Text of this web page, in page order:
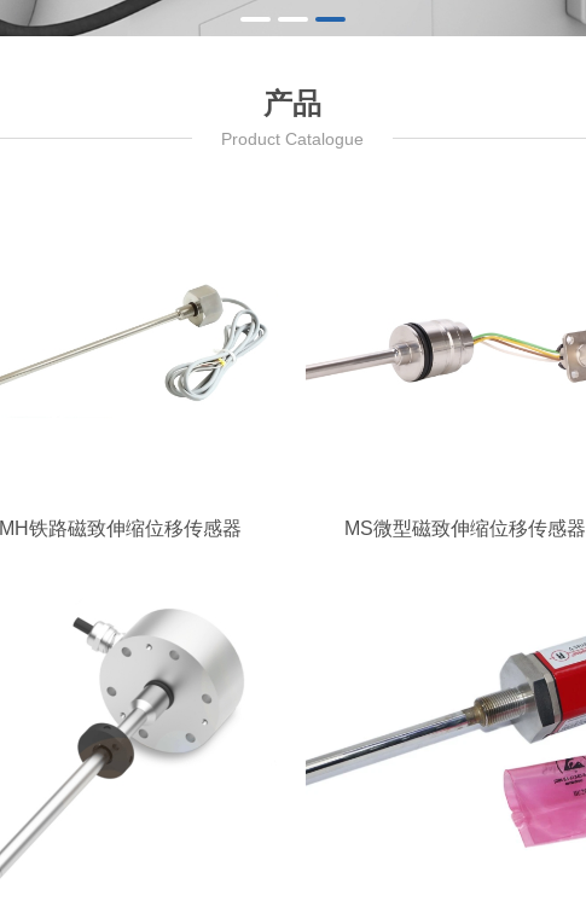
产品
Product Catalogue
MH铁路磁致伸缩位移传感器 MS微型磁致伸缩位移传感器